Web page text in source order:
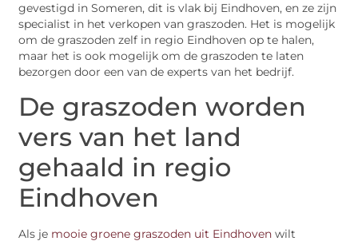
gevestigd in Someren, dit is vlak bij Eindhoven, en ze zijn
specialist in het verkopen van graszoden. Het is mogelijk
om de graszoden zelf in regio Eindhoven op te halen,
maar het is ook mogelijk om de graszoden te laten
bezorgen door een van de experts van het bedrijf.
De graszoden worden
vers van het land
gehaald in regio
Eindhoven
Als je mooie groene graszoden uit Eindhoven wilt